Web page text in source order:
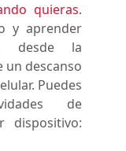
quieras.
y aprender
desde la
un descanso
Puedes
de
dispositivo: